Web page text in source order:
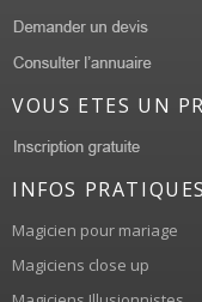
VOUS ETES UN
INFOS PRATIQUES
Magicien pour mariage
Magiciens close up